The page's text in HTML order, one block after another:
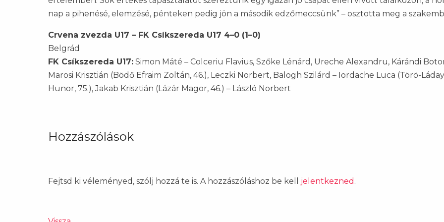
nap a pihenésé, elemzésé, pénteken pedig jön a második edzőmeccsünk” – osztotta meg a
Crvena zvezda U17 – FK Csíkszereda U17 4–0 (1–0)
Belgrád
FK Csíkszereda U17: Simon Máté – Colceriu Flavius, Szőke Lénárd, Ureche Alexandru, Kárándi
Marosi Krisztián (Bödő Efraim Zoltán, 46.), Leczki Norbert, Balogh Szilárd – Iordache Luca (Törö-Láday
Hunor, 75.), Jakab Krisztián (Lázár Magor, 46.) – László Norbert
Hozzászólások
Fejtsd ki véleményed, szólj hozzá te is. A hozzászóláshoz be kell jelentkezned .